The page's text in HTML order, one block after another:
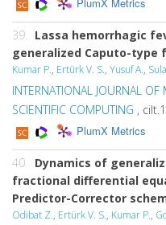
PlumX Metrics
39. Lassa hemorrhagic
generalized Caputo-
Kumar P., Ertürk V. S., Yusuf A.,
INTERNATIONAL JOURNAL
SCIENTIFIC COMPUTING ,
PlumX Metrics
40. Dynamics of
fractional differential
Predictor-Corrector
Odibat Z., Ertürk V. S., Kumar P.,